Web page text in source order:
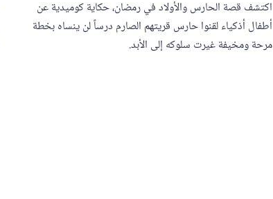
اكتشف قصة الحارس والأولاد في رمضان، حكاية كوميدية عن
أطفال أذكياء لقنوا حارس قريتهم الصارم درساً لن ينساه بخطة
مرحة ومخيفة غيرت سلوكه إلى الأبد.